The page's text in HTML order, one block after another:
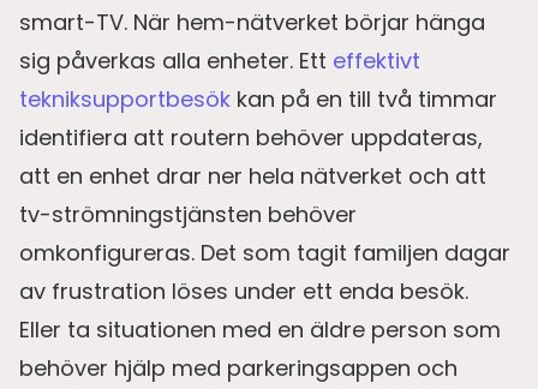
smart-TV. När hem-nätverket börjar hänga
sig påverkas alla enheter. Ett effektivt
tekniksupportbesök kan på en till två timmar
identifiera att routern behöver uppdateras,
att en enhet drar ner hela nätverket och att
tv-strömningstjänsten behöver
omkonfigureras. Det som tagit familjen dagar
av frustration löses under ett enda besök.
Eller ta situationen med en äldre person som
behöver hjälp med parkeringsappen och